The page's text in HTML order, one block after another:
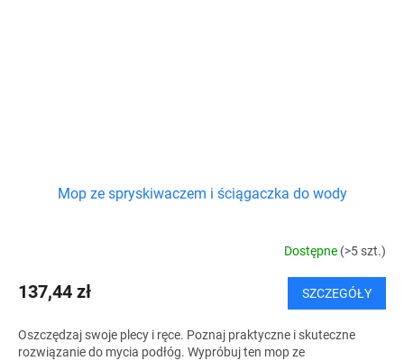
Mop ze spryskiwaczem i ściągaczka do wody
Dostępne (>5 szt.)
137,44 zł SZCZEGÓŁY
Oszczędzaj swoje plecy i ręce. Poznaj praktyczne i skuteczne
rozwiązanie do mycia podłóg. Wypróbuj ten mop ze